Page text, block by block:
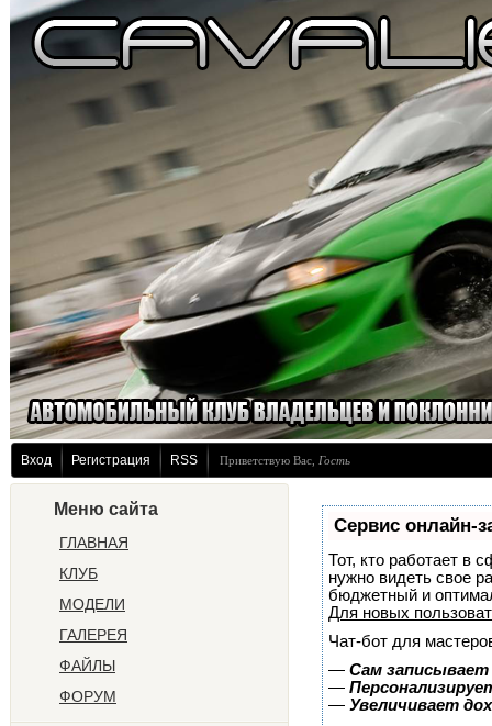
Вход Регистрация RSS Приветствую Вас Гость
Меню сайта
ГЛАВНАЯ
КЛУБ
МОДЕЛИ
ГАЛЕРЕЯ
ФАЙЛЫ
ФОРУМ
Сервис онлайн-
Тот, кто работает в
нужно видеть свое
бюджетный и
Для новых
Чат-бот для
— Сам
—
— Увеличивает